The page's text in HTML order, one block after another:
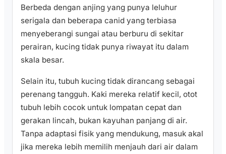
Berbeda dengan anjing yang punya leluhur
serigala dan beberapa canid yang terbiasa
menyeberangi sungai atau berburu di sekitar
perairan, kucing tidak punya riwayat itu dalam
skala besar.
Selain itu, tubuh kucing tidak dirancang sebagai
perenang tangguh. Kaki mereka relatif kecil, otot
tubuh lebih cocok untuk lompatan cepat dan
gerakan lincah, bukan kayuhan panjang di air.
Tanpa adaptasi fisik yang mendukung, masuk akal
jika mereka lebih memilih menjauh dari air dalam